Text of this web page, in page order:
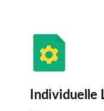
Individuelle